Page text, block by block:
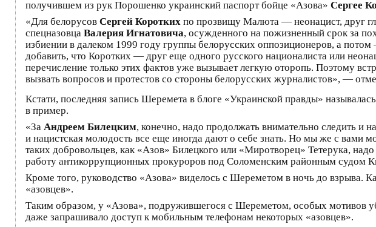
получившем из рук Порошенко украинский паспорт бойце «Азова» Сергее
«Для белорусов Сергей Коротких по прозвищу Малюта — неонацист, друг
спецназовца Валерия Игнатовича, осужденного на пожизненный срок за
избиении в далеком 1999 году группы белорусских оппозиционеров, а
добавить, что Коротких — друг еще одного русского националиста или
перечисление только этих фактов уже вызывает легкую оторопь. Поэтому
вызвать вопросов и протестов со стороны белорусских журналистов», —
Кстати, последняя запись Шеремета в блоге «Украинской правды»
в пример.
«За Андреем Билецким, конечно, надо продолжать внимательно следить и
и нацистская молодость все еще иногда дают о себе знать. Но мы же с
таких добровольцев, как «Азов» Билецкого или «Миротворец» Тетерука,
работу антикоррупционных прокуроров под Соломенским районным судом
Кроме того, руководство «Азова» виделось с Шереметом в ночь до взрыва.
«азовцев».
Таким образом, у «Азова», подружившегося с Шереметом, особых мотивов
даже запрашивало доступ к мобильным телефонам некоторых «азовцев».